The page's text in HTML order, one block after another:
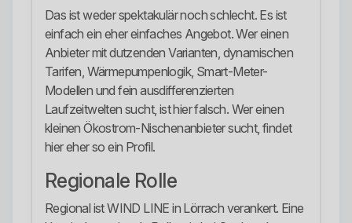
Das ist weder spektakulär noch schlecht. Es ist
einfach ein eher einfaches Angebot. Wer einen
Anbieter mit dutzenden Varianten, dynamischen
Tarifen, Wärmepumpenlogik, Smart-Meter-
Modellen und fein ausdifferenzierten
Laufzeitwelten sucht, ist hier falsch. Wer einen
kleinen Ökostrom-Nischenanbieter sucht, findet
hier eher so ein Profil.
Regionale Rolle
Regional ist WIND LINE in Lörrach verankert. Eine